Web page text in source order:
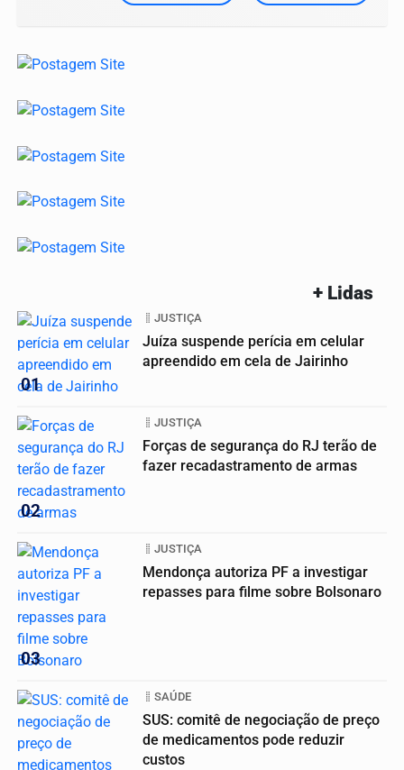
+ Lidas
01
JUSTIÇA
Juíza suspende perícia em celular
apreendido em cela de Jairinho
02
JUSTIÇA
Forças de segurança do RJ terão de
fazer recadastramento de armas
03
JUSTIÇA
Mendonça autoriza PF a investigar
repasses para filme sobre Bolsonaro
SAÚDE
SUS: comitê de negociação de preço
de medicamentos pode reduzir
custos